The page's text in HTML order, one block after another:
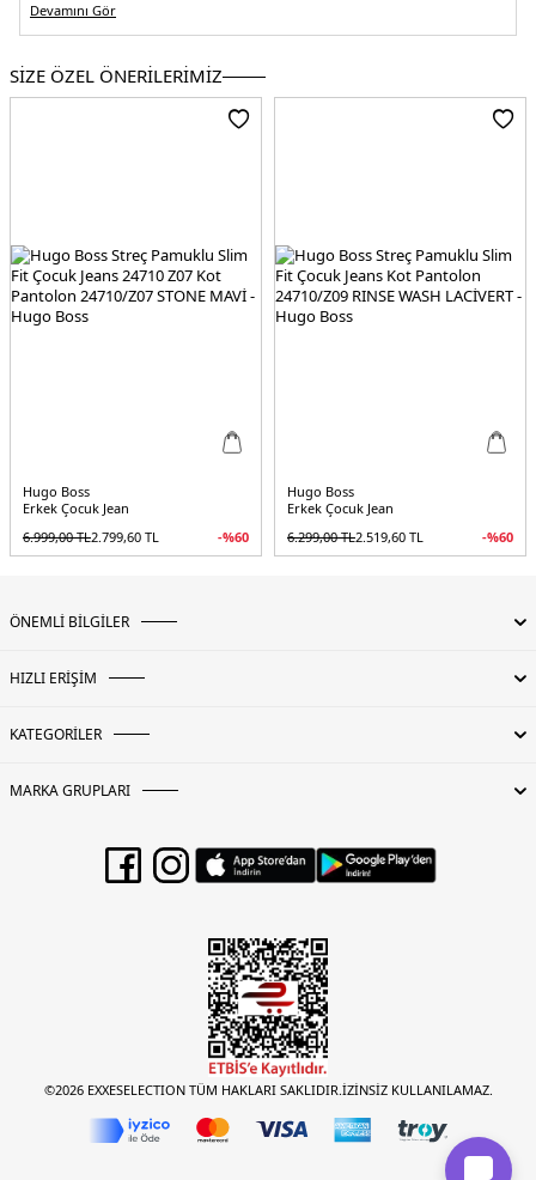
Kalıp Bilgisi :Regular Fit
Üretim Yeri :Endonezya
Devamını Gör
SİZE ÖZEL ÖNERİLERİMİZ
Hugo Boss
Erkek Çocuk Jean
6.999,00TL2.799,60 TL -%60
Hugo Boss
Erkek Çocuk Jean
6.299,00TL2.519,60 TL -%60
ÖNEMLİ BİLGİLER
HIZLI ERİŞİM
KATEGORİLER
MARKA GRUPLARI
©2026 EXXESELECTION TÜM HAKLARI SAKLIDIR.İZİNSİZ KULLANILAMAZ.